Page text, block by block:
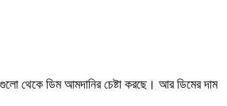
থেকে ডিম আমদানির চেষ্টা করছে। আর ডিমের দাম